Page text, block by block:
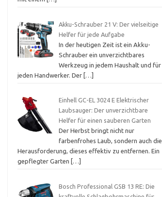
Akku-Schrauber 21 V: Der vielseitige
Helfer für jede Aufgabe
In der heutigen Zeit ist ein Akku-
Schrauber ein unverzichtbares
Werkzeug in jedem Haushalt und für
jeden Handwerker. Der […]
Einhell GC-EL 3024 E Elektrischer
Laubsauger: Der unverzichtbare
Helfer für einen sauberen Garten
Der Herbst bringt nicht nur
farbenfrohes Laub, sondern auch die
Herausforderung, dieses effektiv zu entfernen. Ein
gepflegter Garten
[…]
Bosch Professional GSB 13 RE: Die